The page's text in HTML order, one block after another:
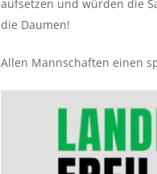
aufsetzen und würden die
die Daumen!
Allen Mannschaften einen